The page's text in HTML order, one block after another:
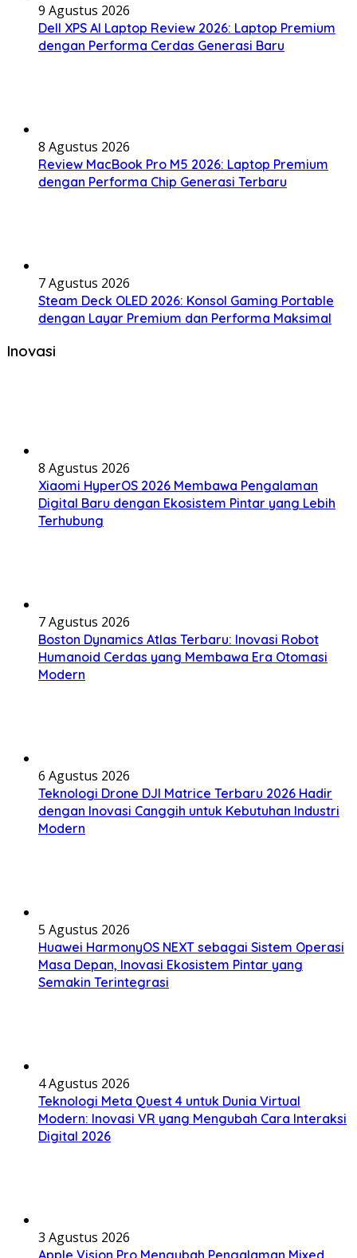
9 Agustus 2026
Dell XPS AI Laptop Review 2026: Laptop Premium
dengan Performa Cerdas Generasi Baru
8 Agustus 2026
Review MacBook Pro M5 2026: Laptop Premium
dengan Performa Chip Generasi Terbaru
7 Agustus 2026
Steam Deck OLED 2026: Konsol Gaming Portable
dengan Layar Premium dan Performa Maksimal
Inovasi
8 Agustus 2026
Xiaomi HyperOS 2026 Membawa Pengalaman
Digital Baru dengan Ekosistem Pintar yang Lebih
Terhubung
7 Agustus 2026
Boston Dynamics Atlas Terbaru: Inovasi Robot
Humanoid Cerdas yang Membawa Era Otomasi
Modern
6 Agustus 2026
Teknologi Drone DJI Matrice Terbaru 2026 Hadir
dengan Inovasi Canggih untuk Kebutuhan Industri
Modern
5 Agustus 2026
Huawei HarmonyOS NEXT sebagai Sistem Operasi
Masa Depan, Inovasi Ekosistem Pintar yang
Semakin Terintegrasi
4 Agustus 2026
Teknologi Meta Quest 4 untuk Dunia Virtual
Modern: Inovasi VR yang Mengubah Cara Interaksi
Digital 2026
3 Agustus 2026
Apple Vision Pro Mengubah Pengalaman Mixed